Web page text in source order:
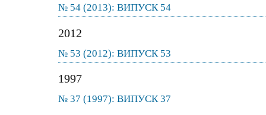
№ 54 (2013): ВИПУСК 54
2012
№ 53 (2012): ВИПУСК 53
1997
№ 37 (1997): ВИПУСК 37